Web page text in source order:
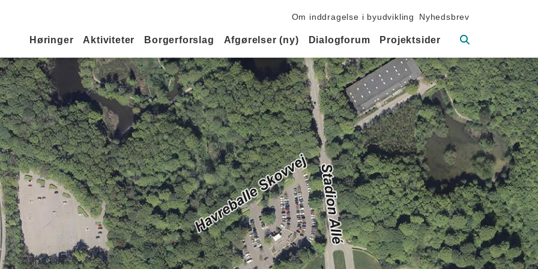
Sekundær navigation
Om inddragelse i byudvikling Nyhedsbrev
Primær navigation
Høringer Aktiviteter Borgerforslag Afgørelser (ny) Dialogforum Projektsider